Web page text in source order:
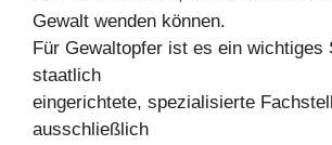
Gewalt wenden können.
Für Gewaltopfer ist es ein wichtiges
staatlich
eingerichtete, spezialisierte
ausschließlich